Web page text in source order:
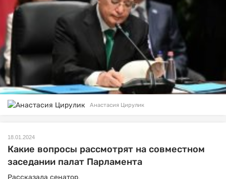
Анастасия Цирулик
18.01.2024
Какие вопросы рассмотрят на совместном
заседании палат Парламента
Рассказала сенатор.